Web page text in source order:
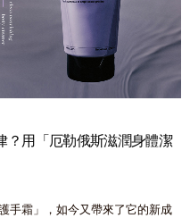
？用「厄勒俄斯滋潤身體潔
手霜」，如今又帶來了它的新成